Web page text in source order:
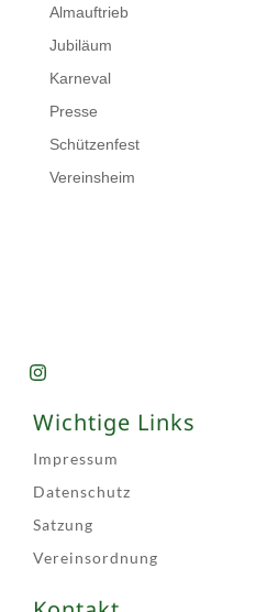
Almauftrieb
Jubiläum
Karneval
Presse
Schützenfest
Vereinsheim
Wichtige Links
Impressum
Datenschutz
Satzung
Vereinsordnung